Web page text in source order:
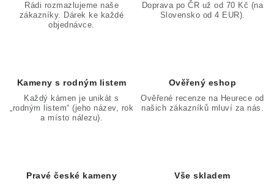
Rádi rozmazlujeme naše
zákazníky. Dárek ke každé
objednávce.
Doprava po ČR už od 70 Kč (na
Slovensko od 4 EUR).
Kameny s rodným listem
Každý kámen je unikát s
„rodným listem“ (jeho název, rok
a místo nálezu).
Ověřený eshop
Ověřené recenze na Heurece od
našich zákazníků mluví za nás.
Pravé české kameny Vše skladem